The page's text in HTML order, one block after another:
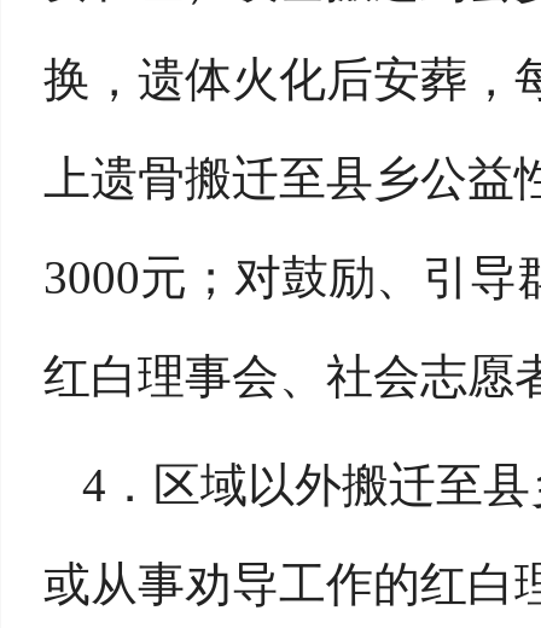
换，遗体火化后安葬，
上遗骨搬迁至县乡公
3000元；对鼓励、引
红白理事会、社会志愿
4． 区域以外搬迁至
或从事劝导工作的红白